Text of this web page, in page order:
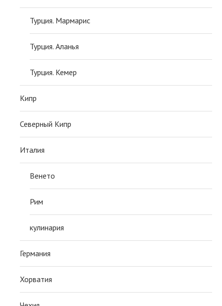
Турция. Мармарис
Турция. Аланья
Турция. Кемер
Кипр
Северный Кипр
Италия
Венето
Рим
кулинария
Германия
Хорватия